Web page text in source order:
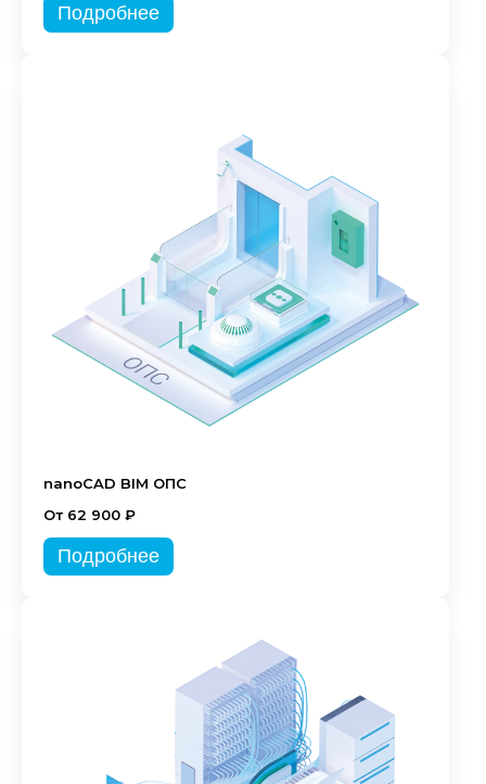
Подробнее
nanoCAD BIM ОПС
От 62 900 ₽
Подробнее